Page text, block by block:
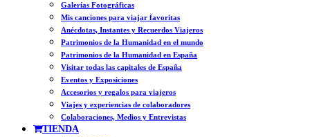
Galerías Fotográficas
Mis canciones para viajar favoritas
Anécdotas, Instantes y Recuerdos Viajeros
Patrimonios de la Humanidad en el mundo
Patrimonios de la Humanidad en España
Visitar todas las capitales de España
Eventos y Exposiciones
Accesorios y regalos para viajeros
Viajes y experiencias de colaboradores
Colaboraciones, Medios y Entrevistas
TIENDA